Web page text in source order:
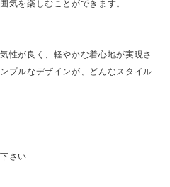
気を楽しむことができます。
性が良く、軽やかな着心地が実現さ
プルなデザインが、どんなスタイル
さい